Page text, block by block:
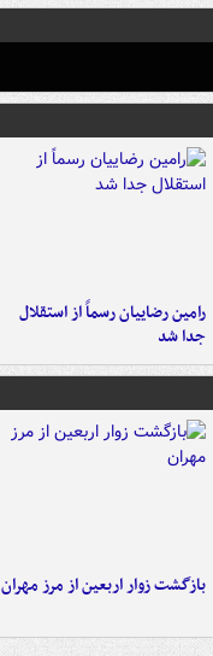
رامین رضاییان رسماً از استقلال
جدا شد
بازگشت زوار اربعین از مرز مهران